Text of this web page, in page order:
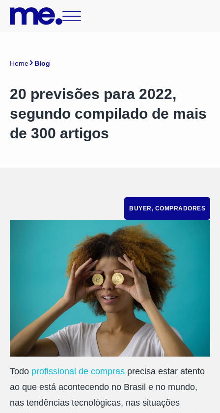
Home Blog
20 previsões para 2022,
segundo compilado de mais
de 300 artigos
BUYER, COMPRADORES
Todo profissional de compras precisa estar atento
ao que está acontecendo no Brasil e no mundo,
nas tendências tecnológicas, nas situações